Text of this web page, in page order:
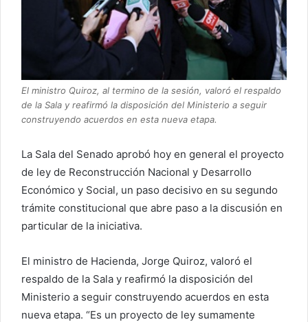
El ministro Quiroz, al termino de la sesión, valoró el respaldo
de la Sala y reafirmó la disposición del Ministerio a seguir
construyendo acuerdos en esta nueva etapa.
La Sala del Senado aprobó hoy en general el proyecto
de ley de Reconstrucción Nacional y Desarrollo
Económico y Social, un paso decisivo en su segundo
trámite constitucional que abre paso a la discusión en
particular de la iniciativa.
El ministro de Hacienda, Jorge Quiroz, valoró el
respaldo de la Sala y reafirmó la disposición del
Ministerio a seguir construyendo acuerdos en esta
nueva etapa. “Es un proyecto de ley sumamente